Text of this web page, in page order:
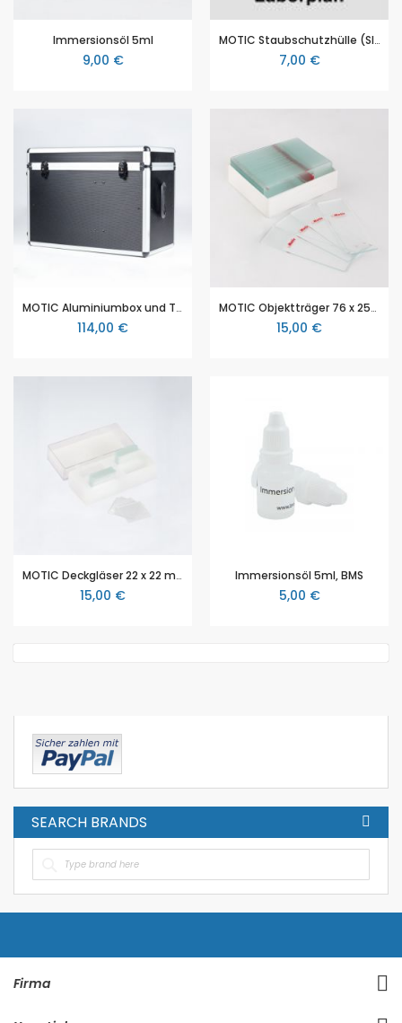
Immersionsöl 5ml
9,00 €
MOTIC Staubschutzhülle (SILVER 100 Serie, SILVER 150 Serie)
7,00 €
MOTIC Aluminiumbox und Transportkoffer für MOTIC Mikroskope (SILVER150 Serie, SILVER 250 Serie, BA210 Serie, BA310 Serie, BA310 MET Serie)
114,00 €
MOTIC Objektträger 76 x 25mm (50 Stück)
15,00 €
MOTIC Deckgläser 22 x 22 mm (100 Stück)
15,00 €
Immersionsöl 5ml, BMS
5,00 €
SEARCH BRANDS
Firma